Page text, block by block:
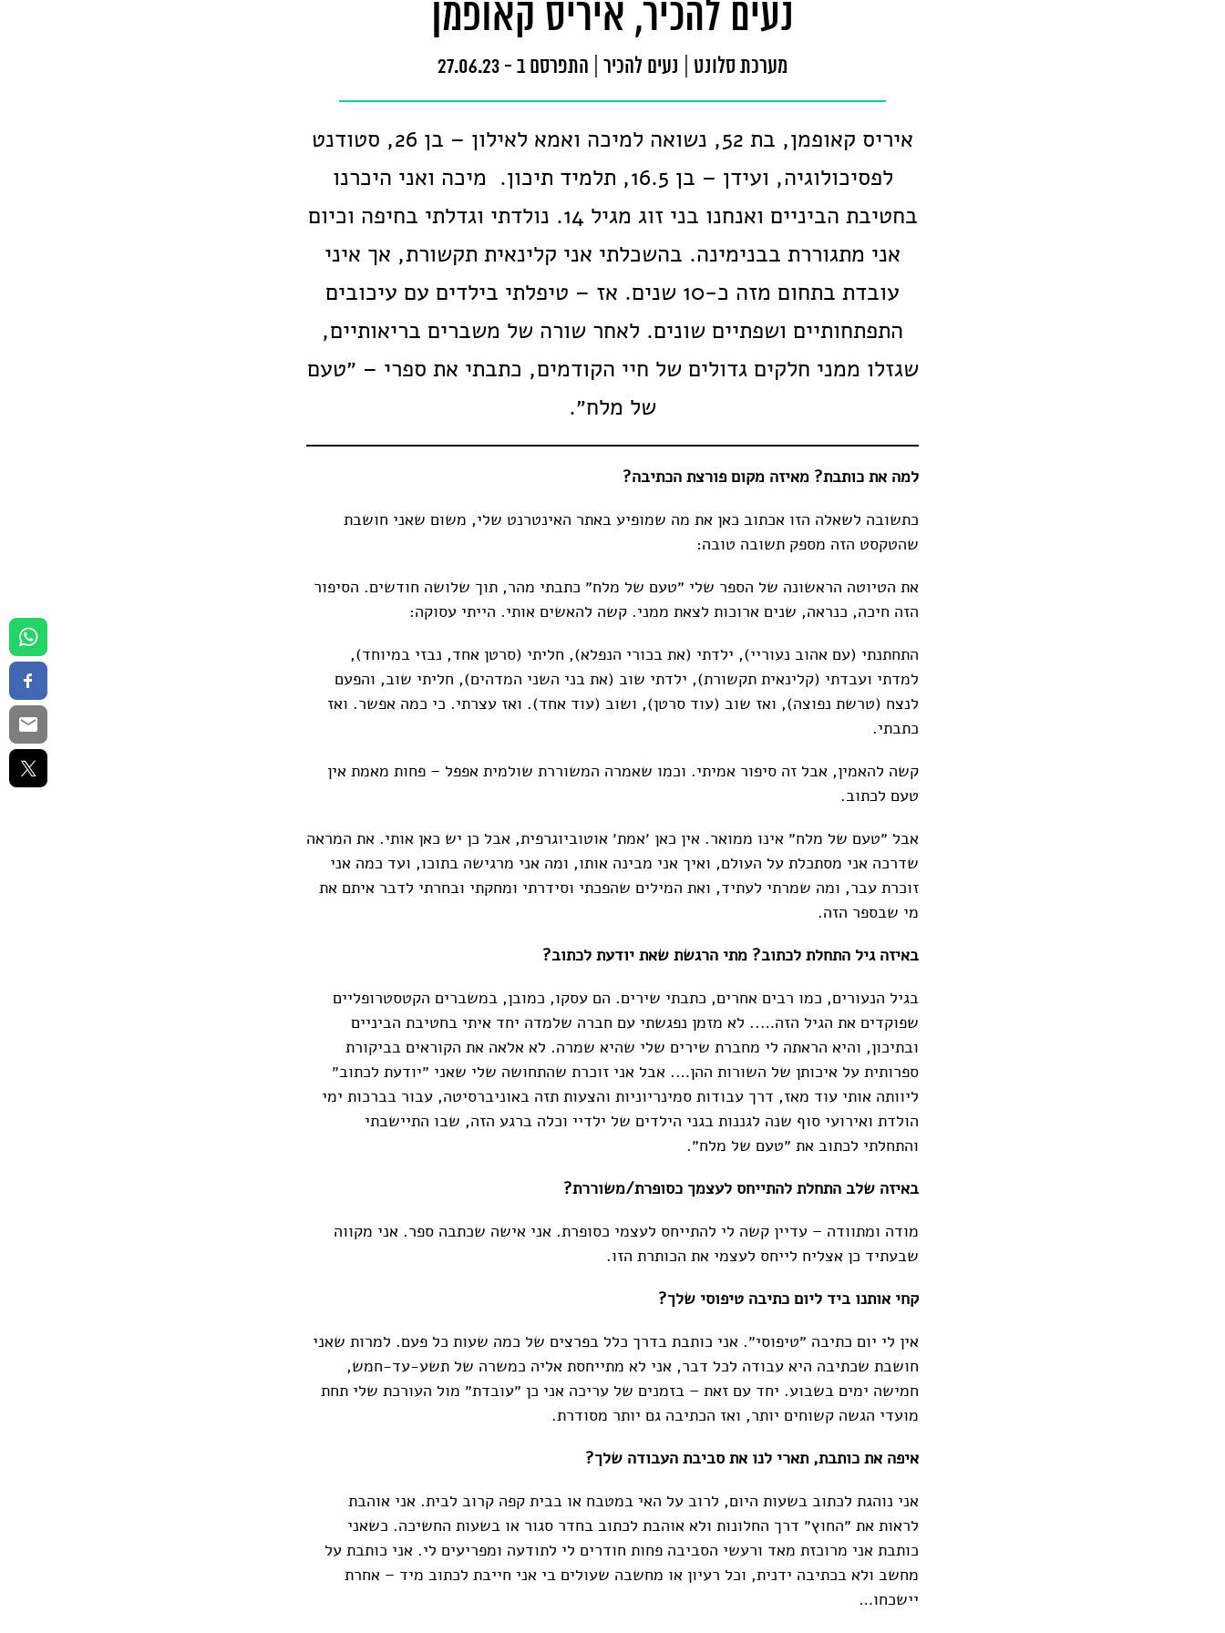
נעים להכיר, איריס קאופמן
מערכת סלונט נעים להכיר התפרסם ב - 27.06.23
איריס קאופמן, בת 52, נשואה למיכה ואמא לאילון – בן 26, סטודנט
לפסיכולוגיה, ועידן – בן 16.5, תלמיד תיכון. מיכה ואני היכרנו
בחטיבת הביניים ואנחנו בני זוג מגיל 14. נולדתי וגדלתי בחיפה וכיום
אני מתגוררת בבנימינה. בהשכלתי אני קלינאית תקשורת, אך איני
עובדת בתחום מזה כ-10 שנים. אז – טיפלתי בילדים עם עיכובים
התפתחותיים ושפתיים שונים. לאחר שורה של משברים בריאותיים,
שגזלו ממני חלקים גדולים של חיי הקודמים, כתבתי את ספרי – ״טעם
של מלח״.
למה את כותבת? מאיזה מקום פורצת הכתיבה?
כתשובה לשאלה הזו אכתוב כאן את מה שמופיע באתר האינטרנט שלי, משום שאני חושבת
שהטקסט הזה מספק תשובה טובה:
את הטיוטה הראשונה של הספר שלי ״טעם של מלח״ כתבתי מהר, תוך שלושה חודשים. הסיפור
הזה חיכה, כנראה, שנים ארוכות לצאת ממני. קשה להאשים אותי. הייתי עסוקה:
התחתנתי (עם אהוב נעוריי), ילדתי (את בכורי הנפלא), חליתי (סרטן אחד, נבזי במיוחד),
למדתי ועבדתי (קלינאית תקשורת), ילדתי שוב (את בני השני המדהים), חליתי שוב, והפעם
לנצח (טרשת נפוצה), ואז שוב (עוד סרטן), ושוב (עוד אחד). ואז עצרתי. כי כמה אפשר. ואז
כתבתי.
קשה להאמין, אבל זה סיפור אמיתי. וכמו שאמרה המשוררת שולמית אפפל – פחות מאמת אין
טעם לכתוב.
אבל ״טעם של מלח״ אינו ממואר. אין כאן ׳אמת׳ אוטוביוגרפית, אבל כן יש כאן אותי. את המראה
שדרכה אני מסתכלת על העולם, ואיך אני מבינה אותו, ומה אני מרגישה בתוכו, ועד כמה אני
זוכרת עבר, ומה שמרתי לעתיד, ואת המילים שהפכתי וסידרתי ומחקתי ובחרתי לדבר איתם את
מי שבספר הזה.
באיזה גיל התחלת לכתוב? מתי הרגשת שאת יודעת לכתוב?
בגיל הנעורים, כמו רבים אחרים, כתבתי שירים. הם עסקו, כמובן, במשברים הקטסטרופליים
שפוקדים את הגיל הזה….. לא מזמן נפגשתי עם חברה שלמדה יחד איתי בחטיבת הביניים
ובתיכון, והיא הראתה לי מחברת שירים שלי שהיא שמרה. לא אלאה את הקוראים בביקורת
ספרותית על איכותן של השורות ההן…. אבל אני זוכרת שהתחושה שלי שאני ״יודעת לכתוב״
ליוותה אותי עוד מאז, דרך עבודות סמינריוניות והצעות תזה באוניברסיטה, עבור בברכות ימי
הולדת ואירועי סוף שנה לגננות בגני הילדים של ילדיי וכלה ברגע הזה, שבו התיישבתי
והתחלתי לכתוב את ״טעם של מלח״.
באיזה שלב התחלת להתייחס לעצמך כסופרת/משוררת?
מודה ומתוודה – עדיין קשה לי להתייחס לעצמי כסופרת. אני אישה שכתבה ספר. אני מקווה
שבעתיד כן אצליח לייחס לעצמי את הכותרת הזו.
קחי אותנו ביד ליום כתיבה טיפוסי שלך?
אין לי יום כתיבה ״טיפוסי״. אני כותבת בדרך כלל בפרצים של כמה שעות כל פעם. למרות שאני
חושבת שכתיבה היא עבודה לכל דבר, אני לא מתייחסת אליה כמשרה של תשע-עד-חמש,
חמישה ימים בשבוע. יחד עם זאת – בזמנים של עריכה אני כן ״עובדת״ מול העורכת שלי תחת
מועדי הגשה קשוחים יותר, ואז הכתיבה גם יותר מסודרת.
איפה את כותבת, תארי לנו את סביבת העבודה שלך?
אני נוהגת לכתוב בשעות היום, לרוב על האי במטבח או בבית קפה קרוב לבית. אני אוהבת
לראות את ״החוץ״ דרך החלונות ולא אוהבת לכתוב בחדר סגור או בשעות החשיכה. כשאני
כותבת אני מרוכזת מאד ורעשי הסביבה פחות חודרים לי לתודעה ומפריעים לי. אני כותבת על
מחשב ולא בכתיבה ידנית, וכל רעיון או מחשבה שעולים בי אני חייבת לכתוב מיד – אחרת
יישכחו…